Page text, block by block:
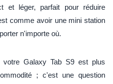
et léger, parfait pour réduire
comme avoir une mini station
n'importe où.
Galaxy Tab S9 est plus
; c'est une question